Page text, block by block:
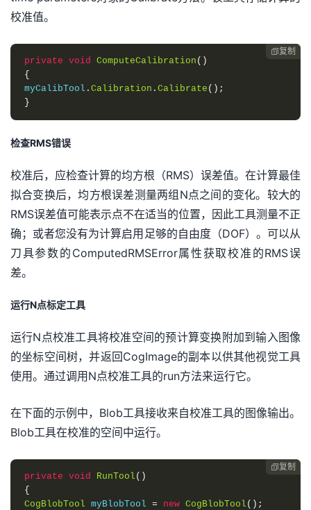
校准值。
复制
private void ComputeCalibration ()
{
myCalibTool . Calibration . Calibrate ();
}
检查RMS错误
校准后，应检查计算的均方根（RMS）误差值。在计算最佳
拟合变换后，均方根误差测量两组N点之间的变化。较大的
RMS误差值可能表示点不在适当的位置，因此工具测量不正
确；或者您没有为计算启用足够的自由度（DOF）。可以从
刀具参数的ComputedRMSError属性获取校准的RMS误
差。
运行N点标定工具
运行N点校准工具将校准空间的预计算变换附加到输入图像
的坐标空间树，并返回CogImage的副本以供其他视觉工具
使用。通过调用N点校准工具的run方法来运行它。
在下面的示例中，Blob工具接收来自校准工具的图像输出。
Blob工具在校准的空间中运行。
复制
private void RunTool ()
{
CogBlobTool myBlobTool = new CogBlobTool ();